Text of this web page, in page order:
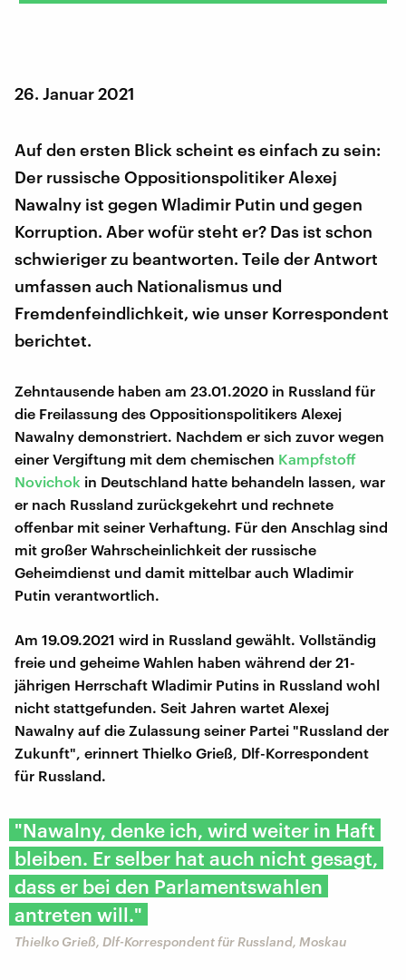
26. Januar 2021
Auf den ersten Blick scheint es einfach zu sein:
Der russische Oppositionspolitiker Alexej
Nawalny ist gegen Wladimir Putin und gegen
Korruption. Aber wofür steht er? Das ist schon
schwieriger zu beantworten. Teile der Antwort
umfassen auch Nationalismus und
Fremdenfeindlichkeit, wie unser Korrespondent
berichtet.
Zehntausende haben am 23.01.2020 in Russland für
die Freilassung des Oppositionspolitikers Alexej
Nawalny demonstriert. Nachdem er sich zuvor wegen
einer Vergiftung mit dem chemischen Kampfstoff
Novichok in Deutschland hatte behandeln lassen, war
er nach Russland zurückgekehrt und rechnete
offenbar mit seiner Verhaftung. Für den Anschlag sind
mit großer Wahrscheinlichkeit der russische
Geheimdienst und damit mittelbar auch Wladimir
Putin verantwortlich.
Am 19.09.2021 wird in Russland gewählt. Vollständig
freie und geheime Wahlen haben während der 21-
jährigen Herrschaft Wladimir Putins in Russland wohl
nicht stattgefunden. Seit Jahren wartet Alexej
Nawalny auf die Zulassung seiner Partei "Russland der
Zukunft", erinnert Thielko Grieß, Dlf-Korrespondent
für Russland.
"Nawalny, denke ich, wird weiter in Haft
bleiben. Er selber hat auch nicht gesagt,
dass er bei den Parlamentswahlen
antreten will."
Thielko Grieß, Dlf-Korrespondent für Russland, Moskau